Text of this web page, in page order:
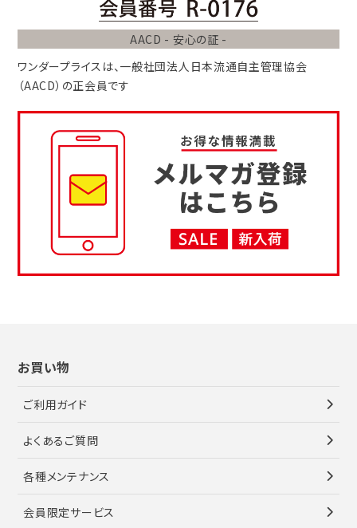
AACD - 安心の証 -
ワンダープライスは、 一般社団法人 日本流通自主管理協会
（AACD） の正会員です
お買い物
ご利用ガイド
よくあるご質問
各種メンテナンス
会員限定サービス